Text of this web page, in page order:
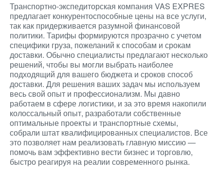
Транспортно-экспедиторская компания VAS EXPRES
предлагает конкурентоспособные цены на все услуги,
так как придерживается разумной финансовой
политики. Тарифы формируются прозрачно с учетом
специфики груза, пожеланий к способам и срокам
доставки. Обычно специалисты предлагают несколько
решений, чтобы вы могли выбрать наиболее
подходящий для вашего бюджета и сроков способ
доставки. Для решения ваших задач мы используем
весь свой опыт и профессионализм. Мы давно
работаем в сфере логистики, и за это время накопили
колоссальный опыт, разработали собственные
оптимальные проекты и транспортные схемы,
собрали штат квалифицированных специалистов. Все
это позволяет нам реализовать главную миссию —
помочь вам эффективно вести бизнес и торговлю,
быстро реагируя на реалии современного рынка.